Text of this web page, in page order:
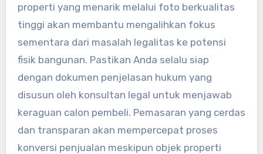
properti yang menarik melalui foto berkualitas
tinggi akan membantu mengalihkan fokus
sementara dari masalah legalitas ke potensi
fisik bangunan. Pastikan Anda selalu siap
dengan dokumen penjelasan hukum yang
disusun oleh konsultan legal untuk menjawab
keraguan calon pembeli. Pemasaran yang cerdas
dan transparan akan mempercepat proses
konversi penjualan meskipun objek properti